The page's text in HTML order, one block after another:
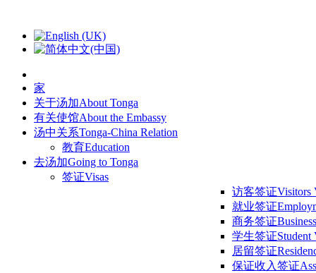
家
关于汤加About Tonga
有关使馆About the Embassy
汤中关系Tonga-China Relation
教育Education
去汤加Going to Tonga
签证Visas
访客签证Visitors
就业签证
商务签证
学生签证Student
居留签证
保证收入签证